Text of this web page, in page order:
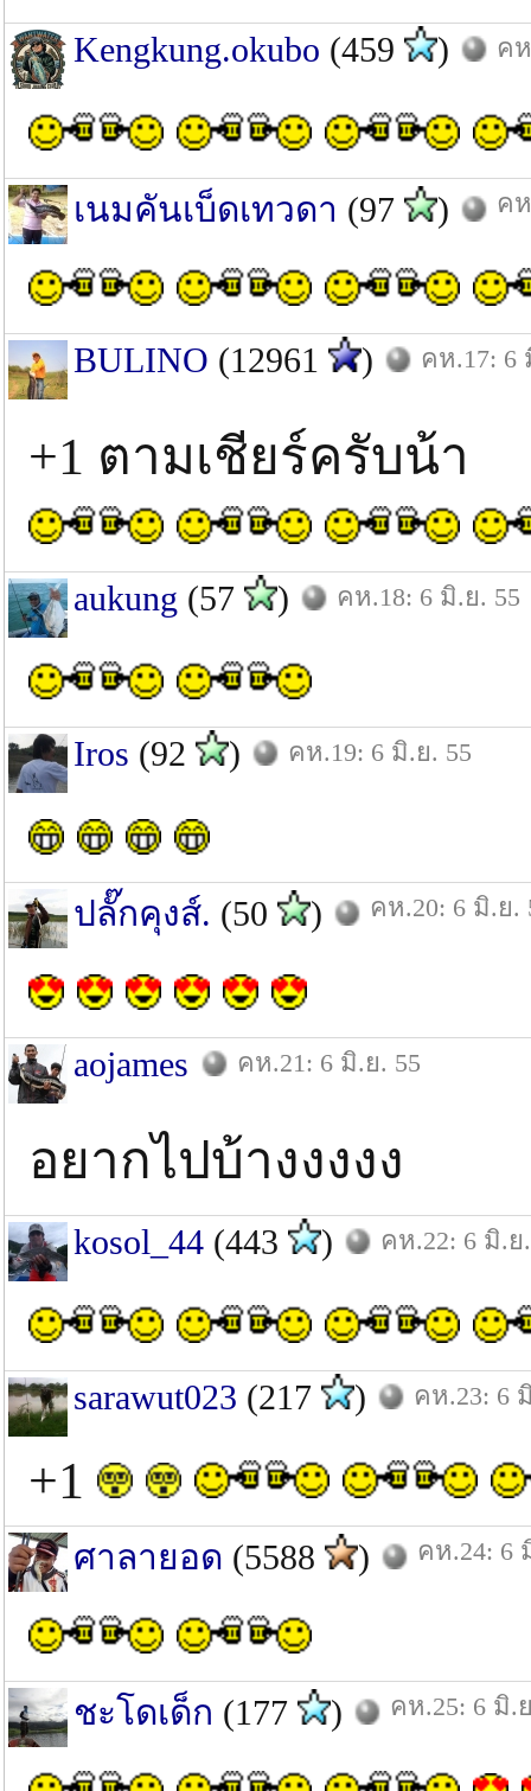
Kengkung.okubo (459 ) ค
เนมคันเบ็ดเทวดา (97 ) ค
BULINO (12961 ) คห.17: 6
+1 ตามเชียร์ครับน้า
aukung (57 ) คห.18: 6 มิ.ย. 55
Iros (92 ) คห.19: 6 มิ.ย. 55
ปลั๊กคุงส์. (50 ) คห.20: 6 มิ.ย.
aojames คห.21: 6 มิ.ย. 55
อยากไปบ้างงงงง
kosol_44 (443 ) คห.22: 6 มิ.ย
sarawut023 (217 ) คห.23: 6
+1
ศาลายอด (5588 ) คห.24: 6
ชะโดเด็ก (177 ) คห.25: 6 มิ.